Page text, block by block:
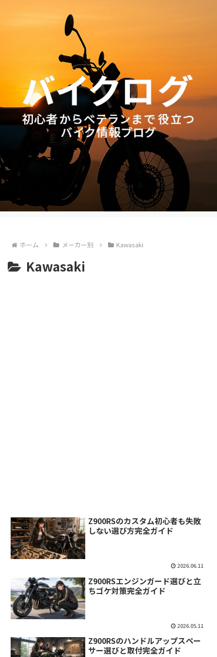
ホーム メーカー別 Kawasaki
Kawasaki
Z900RSのカスタム初心者も失敗
しない選び方完全ガイド
2026.06.11
Z900RSエンジンガード選びと立
ちゴケ対策完全ガイド
2026.05.11
Z900RSのハンドルアップスペー
サー選びと取付完全ガイド